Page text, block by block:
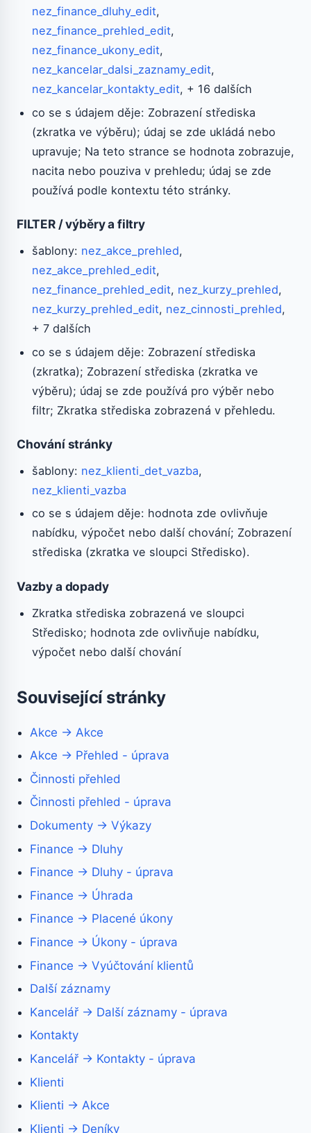
nez_finance_dluhy_edit,
nez_finance_prehled_edit,
nez_finance_ukony_edit,
nez_kancelar_dalsi_zaznamy_edit,
nez_kancelar_kontakty_edit, + 16 dalších
co se s údajem děje: Zobrazení střediska
(zkratka ve výběru); údaj se zde ukládá nebo
upravuje; Na teto strance se hodnota zobrazuje,
nacita nebo pouziva v prehledu; údaj se zde
používá podle kontextu této stránky.
FILTER / výběry a filtry
šablony: nez_akce_prehled,
nez_akce_prehled_edit,
nez_finance_prehled_edit, nez_kurzy_prehled,
nez_kurzy_prehled_edit, nez_cinnosti_prehled,
+ 7 dalších
co se s údajem děje: Zobrazení střediska
(zkratka); Zobrazení střediska (zkratka ve
výběru); údaj se zde používá pro výběr nebo
filtr; Zkratka střediska zobrazená v přehledu.
Chování stránky
šablony: nez_klienti_det_vazba,
nez_klienti_vazba
co se s údajem děje: hodnota zde ovlivňuje
nabídku, výpočet nebo další chování; Zobrazení
střediska (zkratka ve sloupci Středisko).
Vazby a dopady
Zkratka střediska zobrazená ve sloupci
Středisko; hodnota zde ovlivňuje nabídku,
výpočet nebo další chování
Související stránky
Akce → Akce
Akce → Přehled - úprava
Činnosti přehled
Činnosti přehled - úprava
Dokumenty → Výkazy
Finance → Dluhy
Finance → Dluhy - úprava
Finance → Úhrada
Finance → Placené úkony
Finance → Úkony - úprava
Finance → Vyúčtování klientů
Další záznamy
Kancelář → Další záznamy - úprava
Kontakty
Kancelář → Kontakty - úprava
Klienti
Klienti → Akce
Klienti → Deníky